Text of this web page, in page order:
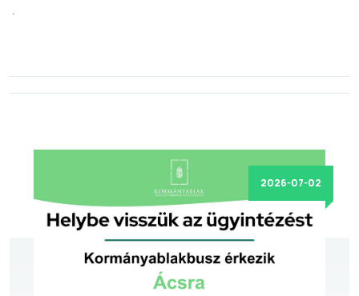
.
2026-07-02